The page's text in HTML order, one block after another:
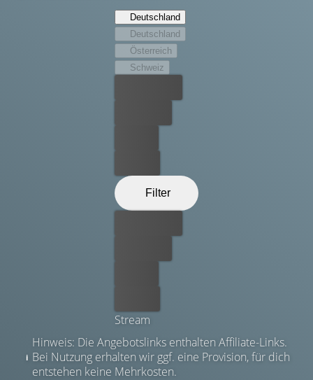
Intrigen und Korruption wieder und kommt einem
Geheimnis auf die Spur, das die Grundfeste seines
Glaubens erschüttern könnte. All das, während Millionen
von Menschen darauf warten, dass weißer Rauch dem
Schornstein der Kapelle entsteigt…
Deutschland
Deutschland
Österreich
Schweiz
Filter
Stream
Hinweis: Die Angebotslinks enthalten Affiliate-Links.
Bei Nutzung erhalten wir ggf. eine Provision, für dich
entstehen keine Mehrkosten.